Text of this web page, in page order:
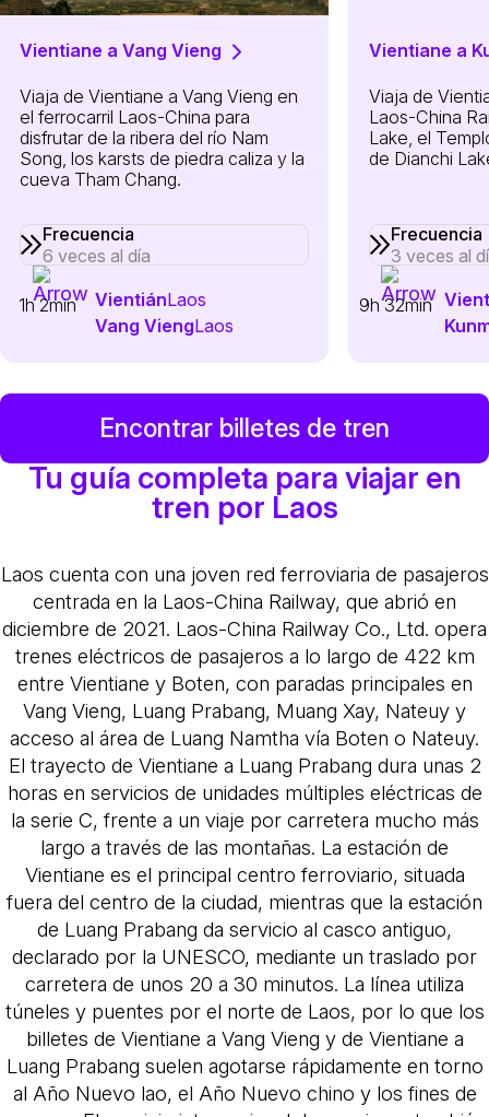
Vientiane a Vang Vieng
Viaja de Vientiane a Vang Vieng en
el ferrocarril Laos-China para
disfrutar de la ribera del río Nam
Song, los karsts de piedra caliza y la
cueva Tham Chang.
Frecuencia
6 veces al día
VientiánLaos
1h 2min
Vang ViengLaos
Vientiane a
Viaja de
Laos-China
Lake, el
de Dianchi
Frecuencia
3 veces al
9h 32min
Encontrar billetes de tren
Tu guía completa para viajar en
tren por Laos
Laos cuenta con una joven red ferroviaria de pasajeros
centrada en la Laos-China Railway, que abrió en
diciembre de 2021. Laos-China Railway Co., Ltd. opera
trenes eléctricos de pasajeros a lo largo de 422 km
entre Vientiane y Boten, con paradas principales en
Vang Vieng, Luang Prabang, Muang Xay, Nateuy y
acceso al área de Luang Namtha vía Boten o Nateuy.
El trayecto de Vientiane a Luang Prabang dura unas 2
horas en servicios de unidades múltiples eléctricas de
la serie C, frente a un viaje por carretera mucho más
largo a través de las montañas. La estación de
Vientiane es el principal centro ferroviario, situada
fuera del centro de la ciudad, mientras que la estación
de Luang Prabang da servicio al casco antiguo,
declarado por la UNESCO, mediante un traslado por
carretera de unos 20 a 30 minutos. La línea utiliza
túneles y puentes por el norte de Laos, por lo que los
billetes de Vientiane a Vang Vieng y de Vientiane a
Luang Prabang suelen agotarse rápidamente en torno
al Año Nuevo lao, el Año Nuevo chino y los fines de